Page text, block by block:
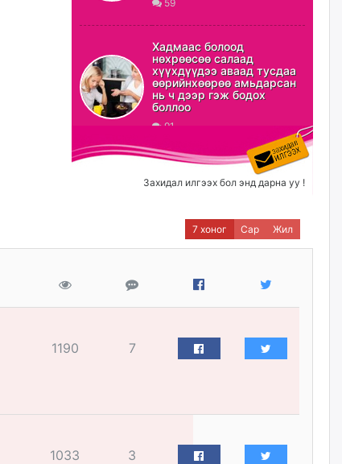
ХЗДХ-ын сайд С.Амарсайхан:
Авлигаар авсан хөрөнгийг
хурааж, нийгмийн сайн
сайхны хөгжилд зориулах
бөгөөд үүнийг хэд хэдэн эрх
бүхий байгууллагаас санал авна
өчигдѳр
Шатахууныг олдож байгаа
газраас нь л авч байна. Үнэ
тарифаас илүү хангамж дээр
анхаарч байна
Ц.Будханд: Дүүгээ гараад
долоон сарын хугацаа
Барилгын салбарын 100
Монгол Улсад 162 вагон - 9720
тонн АИ-92 орж иржээ
59
Хадмаас болоод
нөхрөөсөө салаад
хүүхдүүдээ аваад тусдаа
өөрийнхөөрөө амьдарсан
нь ч дээр гэж бодох
боллоо
91
Захидал илгээх бол энд дарна уу !
7 хоног Сар Жил
1190 7
1033 3